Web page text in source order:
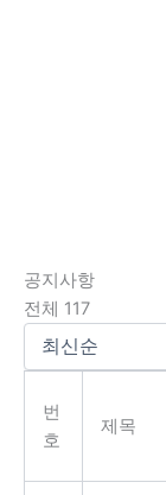
공지사항
전체 117
번
호
제목